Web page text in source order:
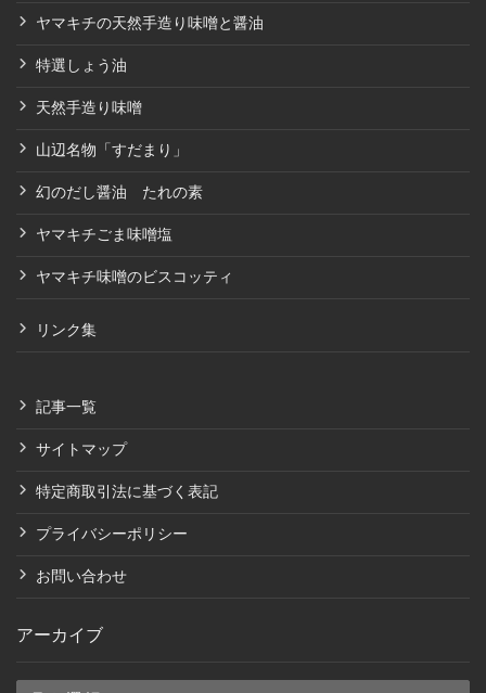
ヤマキチの天然手造り味噌と醤油
特選しょう油
天然手造り味噌
山辺名物「すだまり」
幻のだし醤油 たれの素
ヤマキチごま味噌塩
ヤマキチ味噌のビスコッティ
リンク集
記事一覧
サイトマップ
特定商取引法に基づく表記
プライバシーポリシー
お問い合わせ
アーカイブ